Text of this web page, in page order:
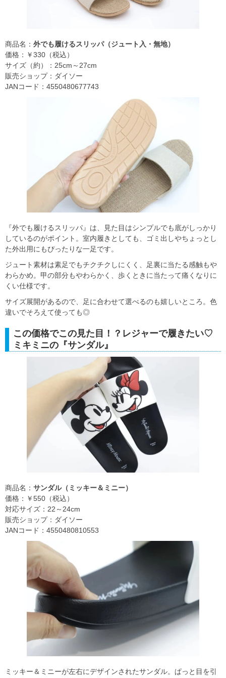
商品名： 外でも履けるスリッパ（ジュート入・無地）
価格：￥330（税込）
サイズ（約）：25cm～27cm
販売ショップ：ダイソー
JANコード：4550480677743
『外でも履けるスリッパ』は、見た目はシンプルでも底がしっかり
しているのがポイント。室内履きとしても、ゴミ出しやちょっとし
た外出用にもぴったりな一足です。
ジュート素材は素足でもチクチクしにくく、足裏に当たる感触もや
わらかめ。甲の部分もやわらかく、歩くときに当たって痛くなりに
くい仕様です。
サイズ展開があるので、足に合わせて選べるのも嬉しいところ。色
違いでそろえて使っても◎
この価格でこの見た目！？レジャーで履きたい♡
ミキミニの『サンダル』
商品名： サンダル（ミッキー＆ミニー）
価格：￥550（税込）
対応サイズ：22～24cm
販売ショップ：ダイソー
JANコード：4550480810553
ミッキー＆ミニーが左右にデザインされたサンダル。ぱっと目を引